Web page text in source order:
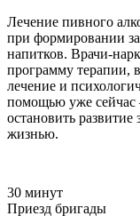
Лечение пивного
при формировании
напитков. Врачи-
программу терапии,
лечение и
помощью уже
остановить
жизнью.
30 минут
Приезд бригады